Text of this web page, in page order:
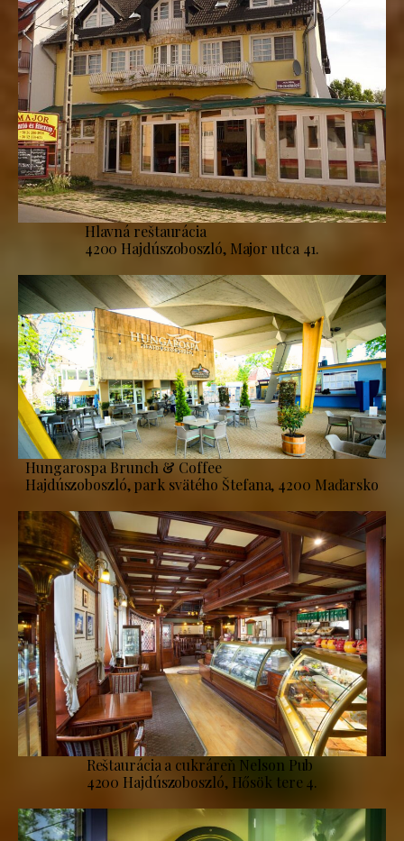
Hlavná reštaurácia
4200 Hajdúszoboszló, Major utca 41.
Hungarospa Brunch & Coffee
Hajdúszoboszló, park svätého Štefana, 4200 Maďarsko
Reštaurácia a cukráreň Nelson Pub
4200 Hajdúszoboszló, Hősök tere 4.